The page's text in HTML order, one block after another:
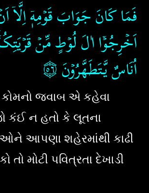
فَمَا كَانَ جَوَابَ قَوۡمِهٖۤ اِلَّاۤ اَنۡ
اَخۡرِجُوۡۤا اٰلَ لُوۡطٍ مِّنۡ
اُنَاسٌ يَّتَطَهَّرُوۡنَ۝٥٦
જવાબ એ કહેવા
કંઈ ન હતો કે લૂતના
આપણા શહેરમાંથી કાઢી
તો મોટી પવિત્રતા દેખાડી